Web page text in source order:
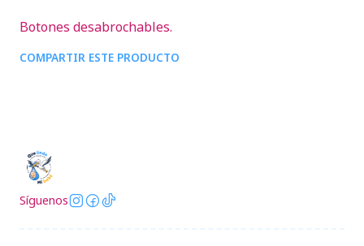
Botones desabrochables.
COMPARTIR ESTE PRODUCTO
Síguenos